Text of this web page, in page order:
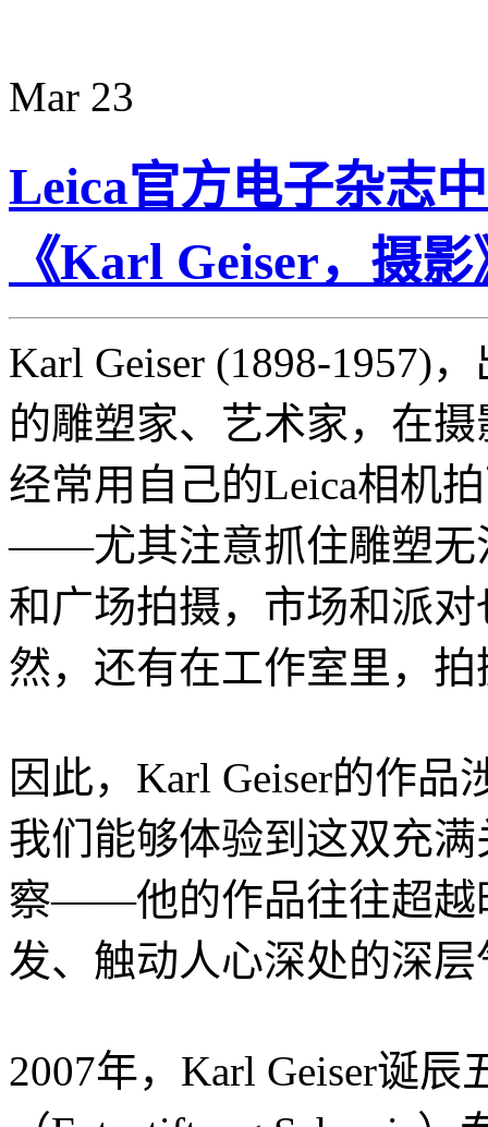
Mar 23
Leica官方电子杂志
《Karl Geiser，摄影
Karl Geiser (1898-1957)
的雕塑家、艺术家，在
经常用自己的Leica相机
——尤其注意抓住雕塑无
和广场拍摄，市场和派
然，还有在工作室里，
因此，Karl Geiser的作
我们能够体验到这双充
察——他的作品往往超越
发、触动人心深处的深层
2007年，Karl Geiser诞